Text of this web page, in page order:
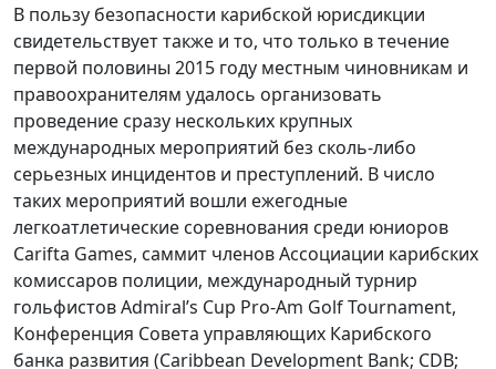
В пользу безопасности карибской юрисдикции
свидетельствует также и то, что только в течение
первой половины 2015 году местным чиновникам и
правоохранителям удалось организовать
проведение сразу нескольких крупных
международных мероприятий без сколь-либо
серьезных инцидентов и преступлений. В число
таких мероприятий вошли ежегодные
легкоатлетические соревнования среди юниоров
Carifta Games, саммит членов Ассоциации карибских
комиссаров полиции, международный турнир
гольфистов Admiral’s Cup Pro-Am Golf Tournament,
Конференция Совета управляющих Карибского
банка развития (Caribbean Development Bank; CDB;